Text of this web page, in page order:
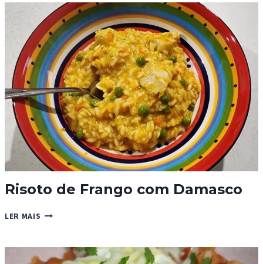
SALGADO
–
SEM
GLÚTEN
E
SEM
AÇÚCAR
Risoto de Frango com Damasco
LER MAIS RISOTO
COM